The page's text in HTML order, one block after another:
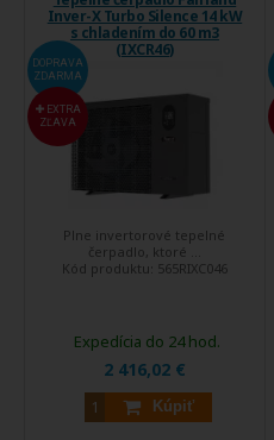
Inver-X Turbo Silence 14 kW
s chladením do 60 m3
(IXCR46)
DOPRAVA
ZDARMA
EXTRA
ZĽAVA
Plne invertorové tepelné
čerpadlo, ktoré ...
Kód produktu: 565RIXC046
2 416,02 €
Kúpiť
Expedícia do 24 hod.